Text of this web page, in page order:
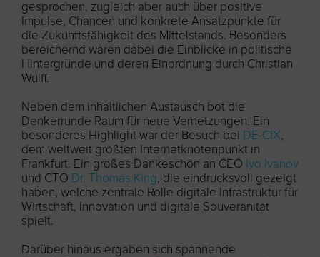
gesprochen, zugleich aber auch über positive
Impulse, Chancen und konkrete Ansatzpunkte für
die Zukunftsfähigkeit des Mittelstands. Besonders
bereichernd waren dabei die Einblicke in politische
Hintergründe und deren Einordnung durch Christian
Wulff.
Neben dem inhaltlichen Austausch bot die
Denkerrunde Raum für neue Vernetzungen. Ein
besonderes Highlight war der Besuch bei DE-CIX,
dem weltweit größten Internetknotenpunkt in
Frankfurt. Ein großes Dankeschön an CEO Ivo Ivanov
und CTO Dr. Thomas King, die eindrucksvoll gezeigt
haben, welche zentrale Rolle digitale Infrastruktur für
Wirtschaft, Innovation und digitale Souveränität
spielt.
Darüber hinaus ergaben sich spannende